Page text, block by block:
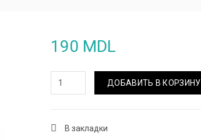
190 MDL
ДОБАВИТЬ В КОРЗИНУ
В закладки